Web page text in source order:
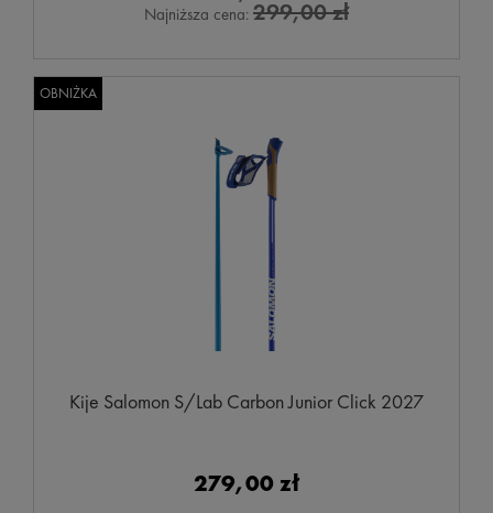
Najniższa cena: 299,00 zł
Kije Salomon S/Lab Carbon Junior Click 2027
279,00 zł
OBNIŻKA